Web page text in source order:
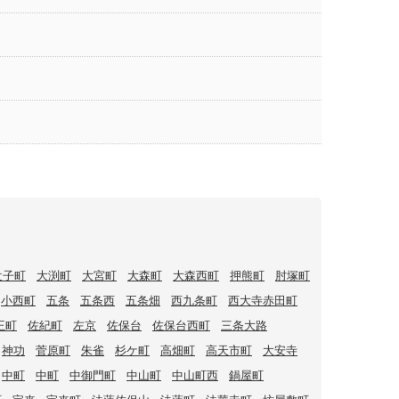
町 大渕町 大宮町 大森町 大森西町 押熊町
肘塚町
小西町 五条 五条西 五条畑 西九条町
西大寺赤田町
町 佐紀町 左京 佐保台 佐保台西町
三条大路
神功 菅原町 朱雀 杉ケ町 高畑町 高天市町
大安寺
中町 中町 中御門町 中山町 中山町西
鍋屋町